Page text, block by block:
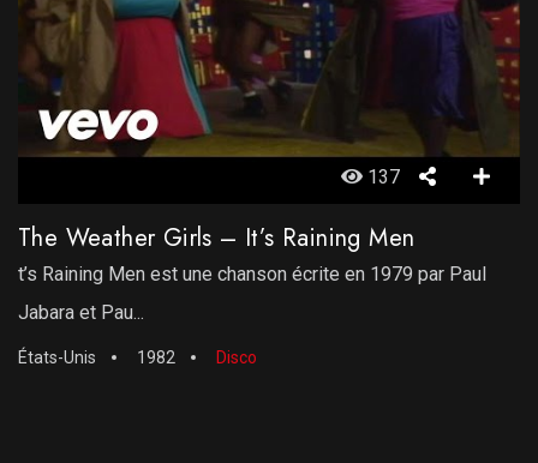
137
The Weather Girls – It’s Raining Men
t’s Raining Men est une chanson écrite en 1979 par Paul
Jabara et Pau...
États-Unis 1982 Disco